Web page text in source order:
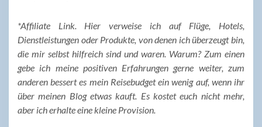
*Affiliate Link. Hier verweise ich auf Flüge, Hotels,
Dienstleistungen oder Produkte, von denen ich überzeugt bin,
die mir selbst hilfreich sind und waren. Warum? Zum einen
gebe ich meine positiven Erfahrungen gerne weiter, zum
anderen bessert es mein Reisebudget ein wenig auf, wenn ihr
über meinen Blog etwas kauft. Es kostet euch nicht mehr,
aber ich erhalte eine kleine Provision.